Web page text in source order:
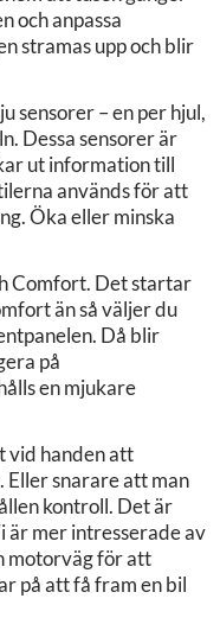
och anpassa
stramas upp och blir
sensorer – en per hjul,
Dessa sensorer är
ut information till
används för att
Öka eller minska
Comfort. Det startar
än så väljer du
Då blir
på
en mjukare
vid handen att
Eller snarare att man
kontroll. Det är
är mer intresserade av
motorväg för att
på att få fram en bil